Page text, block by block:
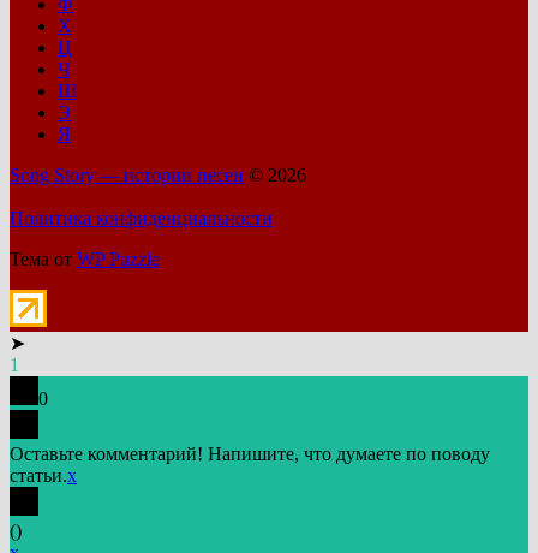
Х
Ц
Ч
Ш
Э
Я
Song Story — истории песен © 2026
Политика конфиденциальности
Тема от WP Puzzle
➤
1
0
Оставьте комментарий! Напишите, что думаете по поводу
статьи.x
()